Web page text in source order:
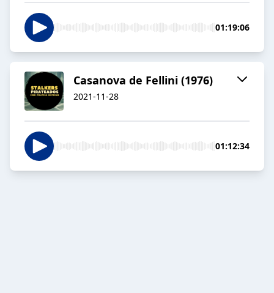
01:19:06
Casanova de Fellini (1976)
2021-11-28
01:12:34